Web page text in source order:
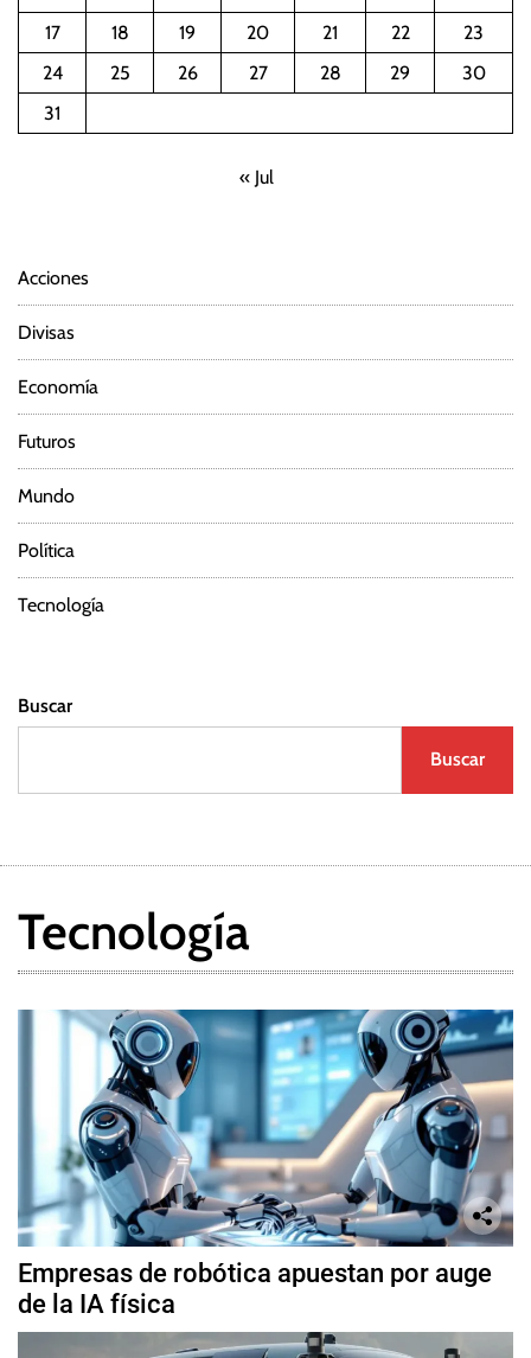
17
18 19 20 21 22
23
24
25 26 27 28 29
30
31
« Jul
Acciones
Divisas
Economía
Futuros
Mundo
Política
Tecnología
Buscar
Buscar
Tecnología
Empresas de robótica apuestan por auge
de la IA física